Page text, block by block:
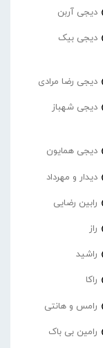
دیجی آربن
دیجی بیک
دیجی رضا مرادی
دیجی شهباز
دیجی همایون
دیدار و مهرداد
رابین رضایی
راز
راشید
راکا
رامس و هانتی
رامین بی باک